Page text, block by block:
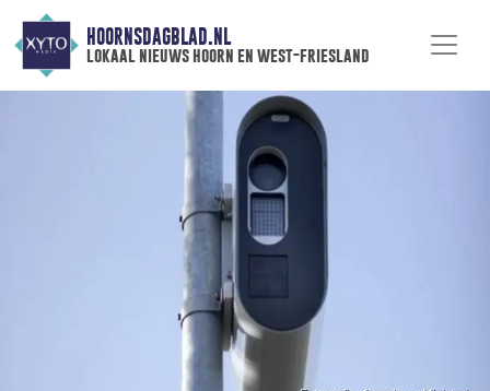
HOORNSDAGBLAD.NL
lokaal nieuws hoorn en west-friesland